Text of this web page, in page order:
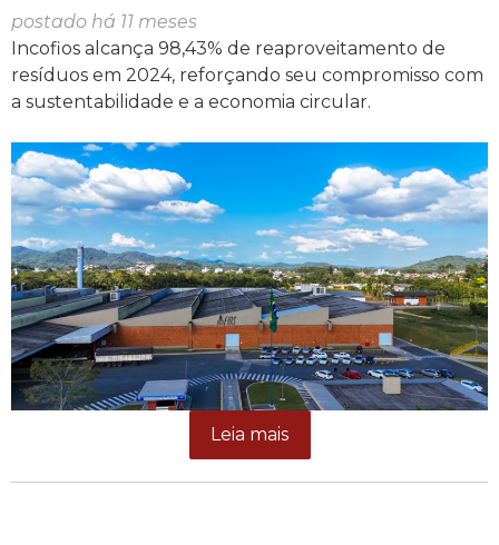
postado há 11 meses
Incofios alcança 98,43% de reaproveitamento de
resíduos em 2024, reforçando seu compromisso com
a sustentabilidade e a economia circular.
Leia mais